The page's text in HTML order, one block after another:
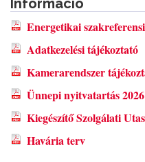
Információ
Energetikai
Adatkezelési tájékoztató
Kamerarendszer
Ünnepi nyitvatartás 2026
Kiegészítő Szolgálati
Havária terv